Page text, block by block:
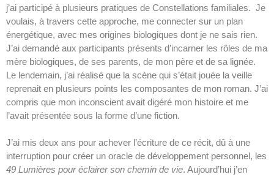
j’ai participé à plusieurs pratiques de Constellations familiales. Je
voulais, à travers cette approche, me connecter sur un plan
énergétique, avec mes origines biologiques dont je ne sais rien.
J’ai demandé aux participants présents d’incarner les rôles de ma
mère biologiques, de ses parents, de mon père et de sa lignée.
Le lendemain, j’ai réalisé que la scène qui s’était jouée la veille
reprenait en plusieurs points les composantes de mon roman. J’ai
compris que mon inconscient avait digéré mon histoire et me
l’avait présentée sous la forme d’une fiction.
J’ai mis deux ans pour achever l’écriture de ce récit, dû à une
interruption pour créer un oracle de développement personnel, les
49 Lumières pour éclairer son chemin de vie. Aujourd’hui j’en